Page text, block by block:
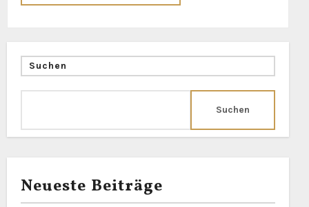
Suchen
Suchen
Neueste Beiträge